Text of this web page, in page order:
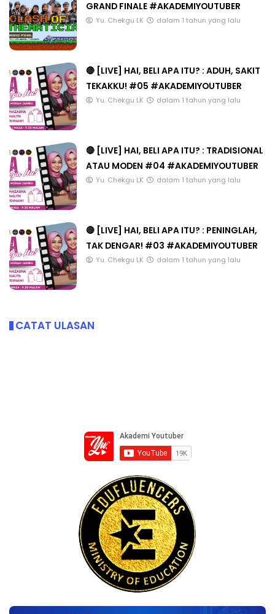
GRAND FINALE #AKADEMIYOUTUBER
Yu. Chekgu LK dalam 1 tahun yang lalu
🔴 [LIVE] HAI, BELI APA ITU? : ADUH, SAKIT
TEKAKKU! #05 #AKADEMIYOUTUBER
Yu. Chekgu LK dalam 1 tahun yang lalu
🔴 [LIVE] HAI, BELI APA ITU? : TRADISIONAL
ATAU MODEN #04 #AKADEMIYOUTUBER
Yu. Chekgu LK dalam 1 tahun yang lalu
🔴 [LIVE] HAI, BELI APA ITU? : PENINGLAH,
TAK DENGAR! #03 #AKADEMIYOUTUBER
Yu. Chekgu LK dalam 1 tahun yang lalu
CATAT ULASAN